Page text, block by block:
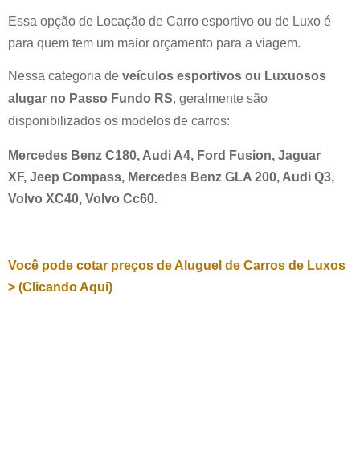
Essa opção de Locação de Carro esportivo ou de Luxo é
para quem tem um maior orçamento para a viagem.
Nessa categoria de veículos esportivos ou Luxuosos
alugar no Passo Fundo RS, geralmente são
disponibilizados os modelos de carros:
Mercedes Benz C180, Audi A4, Ford Fusion, Jaguar
XF, Jeep Compass, Mercedes Benz GLA 200, Audi Q3,
Volvo XC40, Volvo Cc60.
Você pode cotar preços de Aluguel de Carros de Luxos
> (Clicando Aqui)